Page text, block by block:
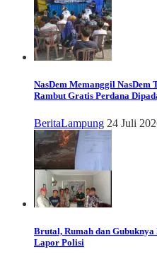
NasDem Memanggil NasDem
Rambut Gratis Perdana
BeritaLampung 24 Juli
Brutal, Rumah dan
Lapor Polisi